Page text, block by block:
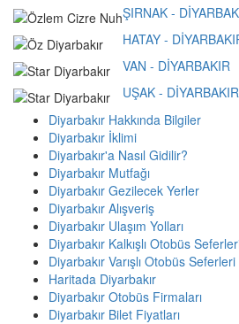
ŞIRNAK -
HATAY -
VAN - DİYARBAKIR
UŞAK - DİYARBAKIR
Diyarbakır Hakkında Bilgiler
Diyarbakır İklimi
Diyarbakır'a Nasıl Gidilir?
Diyarbakır Mutfağı
Diyarbakır Gezilecek Yerler
Diyarbakır Alışveriş
Diyarbakır Ulaşım Yolları
Diyarbakır Kalkışlı Otobüs
Diyarbakır Varışlı Otobüs Seferleri
Haritada Diyarbakır
Diyarbakır Otobüs Firmaları
Diyarbakır Bilet Fiyatları